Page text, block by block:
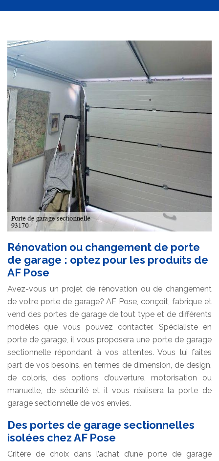
Rénovation ou changement de porte
de garage : optez pour les produits de
AF Pose
Avez-vous un projet de rénovation ou de changement
de votre porte de garage? AF Pose, conçoit, fabrique et
vend des portes de garage de tout type et de différents
modèles que vous pouvez contacter. Spécialiste en
porte de garage, il vous proposera une porte de garage
sectionnelle répondant à vos attentes. Vous lui faites
part de vos besoins, en termes de dimension, de design,
de coloris, des options d’ouverture, motorisation ou
manuelle, de sécurité et il vous réalisera la porte de
garage sectionnelle de vos envies.
Des portes de garage sectionnelles
isolées chez AF Pose
Critère de choix dans l’achat d’une porte de garage